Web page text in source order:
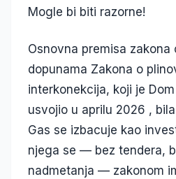
Mogle bi biti razorne!
Osnovna premisa zakona
dopunama Zakona o
interkonekcija, koji je Dom
usvojio u aprilu 2026 ,
Gas se izbacuje kao
njega se — bez tendera,
nadmetanja — zakonom